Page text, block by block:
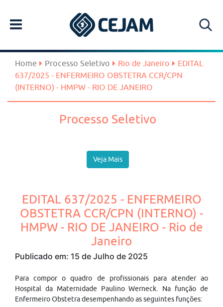
Home Processo Seletivo Rio de Janeiro
EDITAL
637/2025 - ENFERMEIRO OBSTETRA CCR/CPN
(INTERNO) - HMPW - RIO DE JANEIRO
Processo Seletivo
Veja Mais
EDITAL 637/2025 - ENFERMEIRO
OBSTETRA CCR/CPN (INTERNO) -
HMPW - RIO DE JANEIRO - Rio de
Janeiro
Publicado em: 15 de Julho de 2025
Para compor o quadro de profissionais para atender ao
Hospital da Maternidade Paulino Werneck. Na função de
Enfermeiro Obstetra desempenhando as seguintes funções: